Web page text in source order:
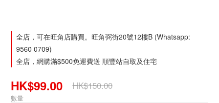
全店，可在旺角店購買。旺角弼街20號12樓B (Whatsapp:
9560 0709)
全店，網購滿$500免運費送 順豐站自取及住宅
HK$99.00 HK$150.00
數量